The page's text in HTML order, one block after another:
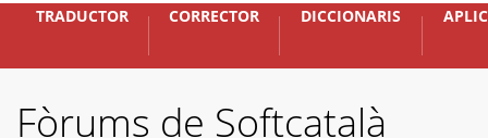
TRADUCTOR CORRECTOR DICCIONARIS
Fòrums de Softcatalà